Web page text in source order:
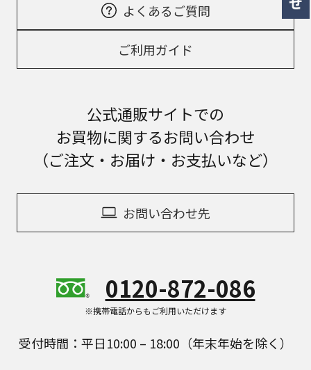
よくあるご質問
ご利用ガイド
公式通販サイトでの
お買物に関するお問い合わせ
（ご注文・お届け・お支払いなど）
お問い合わせ先
0120-872-086
※携帯電話からもご利用いただけます
受付時間：平日10:00 – 18:00（年末年始を除く）